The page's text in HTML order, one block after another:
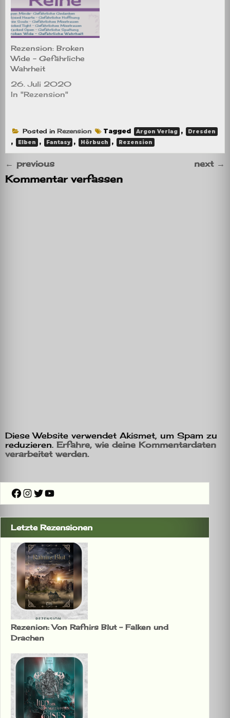
Rezension: Broken
Wide – Gefährliche
Wahrheit
26. Juli 2020
In "Rezension"
Posted in Rezension Tagged Argon Verlag , Dresden
, Elben , Fantasy , Hörbuch , Rezension
← previous next →
Kommentar verfassen
Diese Website verwendet Akismet, um Spam zu
reduzieren. Erfahre, wie deine Kommentardaten
verarbeitet werden.
Facebook
Instagram
Twitter
YouTube
Letzte Rezensionen
Rezenion: Von Rafnirs Blut – Falken und
Drachen